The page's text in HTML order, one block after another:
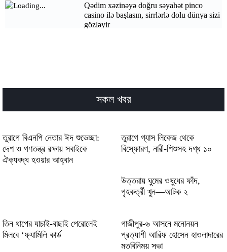
Qədim xəzinəyə doğru səyahət pinco
casino ilə başlasın, sirrlərlə dolu dünya sizi
gözləyir
vysoké‑intenzivní seance
Billionairespin Casino – Quick‑Fire Slot
EUcasino – Ihre Quick‑Hit Slot- und Live-
Action-Destination
সকল খবর
তুরাগে বিএনপি নেতার ঈদ শুভেচ্ছা:
দেশ ও গণতন্ত্র রক্ষায় সবাইকে
ঐক্যবদ্ধ হওয়ার আহ্বান
তুরাগে গ্যাস লিকেজ থেকে
বিস্ফোরণ, নারী-শিশুসহ দগ্ধ ১০
উত্তরায় ঘুমের ওষুধের ফাঁদ,
গৃহকর্ত্রী খুন—আটক ২
তিন ধাপের যাচাই-বাছাই পেরোলেই
মিলবে ‘ফ্যামিলি কার্ড
গাজীপুর-৬ আসনে মনোনয়ন
প্রত্যাশী আরিফ হোসেন হাওলাদারের
মতবিনিময় সভা